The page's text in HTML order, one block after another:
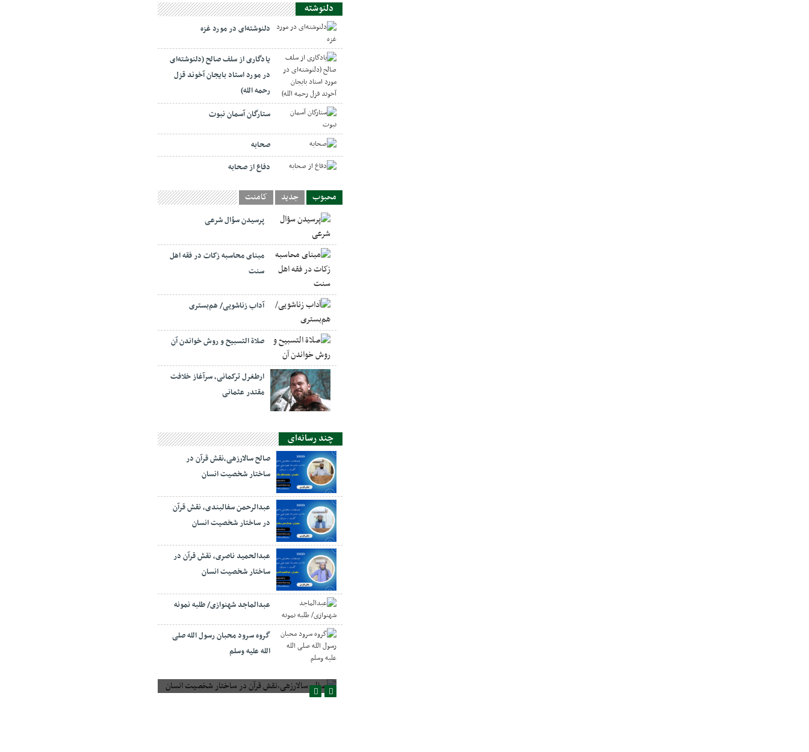
دلنوشته
دلنوشته‌ای در مورد غزه
یادگاری از سلف صالح (دلنوشته‌ای
در مورد استاد بایجان آخوند قزل
رحمه الله)
ستارگان آسمان نبوت
صحابه
دفاع از صحابه
محبوب جدید کامنت
پرسیدن سؤال شرعی
مبنای محاسبه زکات در فقه اهل
سنت
آداب زناشویی/ هم‌بستری
صلاة التسبيح و روش خواندن آن
ارطغرل ترکمانی، سرآغاز خلافت
مقتدر عثمانی
چند رسانه‌ای
صالح سالارزهی،‌نقش قرآن در
ساختار شخصیت انسان
عبدالرحمن سفالبندی، نقش قرآن
در ساختار شخصیت انسان
عبدالحمید ناصری، نقش قرآن در
ساختار شخصیت انسان
عبدالماجد شهنوازی/ طلبه نمونه
گروه سرود محبان رسول الله صلی
الله علیه وسلم
صالح سالارزهی،‌نقش قرآن در ساختار شخصیت انسان